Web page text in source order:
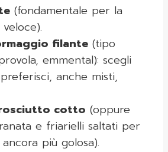
(fondamentale per la
filante (tipo
emmental): scegli
anche misti,
cotto (oppure
e friarielli saltati per
più golosa).